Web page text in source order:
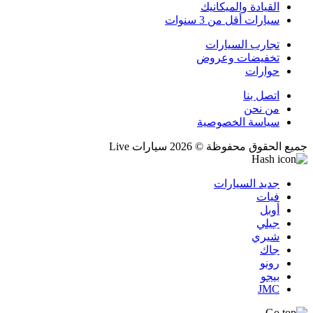
القيادة والميكانيك
سيارات أقل من 3 سنوات
تجارب السيارات
تخفيضات وعروض
حوارات
اتصل بنا
من نحن
سياسة الخصوصية
جميع الحقوق محفوظة © 2026 سيارات Live
جديد السيارات
فيات
أوبل
جيلي
شيري
جاك
رونو
بيجو
JMC